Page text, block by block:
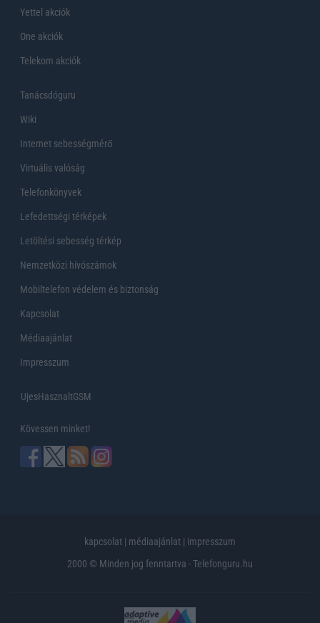
Yettel akciók
One akciók
Telekom akciók
Tanácsdóguru
Wiki
Internet sebességmérő
Virtuális valóság
Telefonkönyvek
Lefedettségi térképek
Letöltési sebesség térkép
Nemzetközi hívószámok
Mobiltelefon védelem és biztonság
Kapcsolat
Médiaajánlat
Impresszum
UjesHasznaltGSM
Kövessen minket!
kapcsolat | médiaajánlat | impresszum
2000 © Minden jog fenntartva - Telefonguru.hu